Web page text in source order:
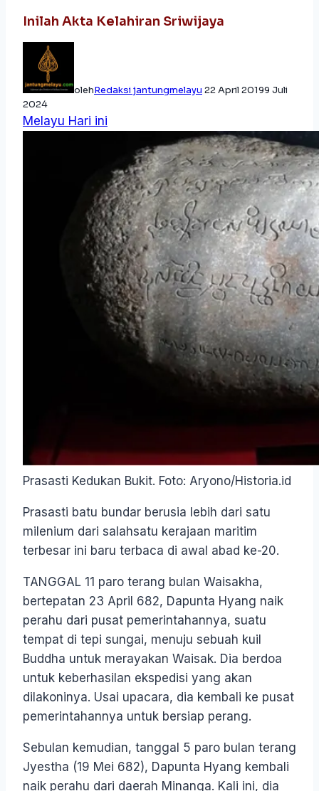
Inilah Akta Kelahiran Sriwijaya
olehRedaksi jantungmelayu 22 April 20199 Juli
2024
Melayu Hari ini
Prasasti Kedukan Bukit. Foto: Aryono/Historia.id
Prasasti batu bundar berusia lebih dari satu
milenium dari salahsatu kerajaan maritim
terbesar ini baru terbaca di awal abad ke-20.
TANGGAL 11 paro terang bulan Waisakha,
bertepatan 23 April 682, Dapunta Hyang naik
perahu dari pusat pemerintahannya, suatu
tempat di tepi sungai, menuju sebuah kuil
Buddha untuk merayakan Waisak. Dia berdoa
untuk keberhasilan ekspedisi yang akan
dilakoninya. Usai upacara, dia kembali ke pusat
pemerintahannya untuk bersiap perang.
Sebulan kemudian, tanggal 5 paro bulan terang
Jyestha (19 Mei 682), Dapunta Hyang kembali
naik perahu dari daerah Minanga. Kali ini, dia